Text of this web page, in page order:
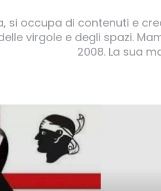
si occupa di contenuti e
virgole e degli spazi.
2008. La sua